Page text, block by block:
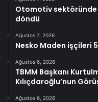
Otomotiv
döndü
Ağustos 7, 2026
Nesko Maden işçileri
Ağustos 6, 2026
TBMM Başkanı
Kılıçdaroğlu’nun
Ağustos 6, 2026